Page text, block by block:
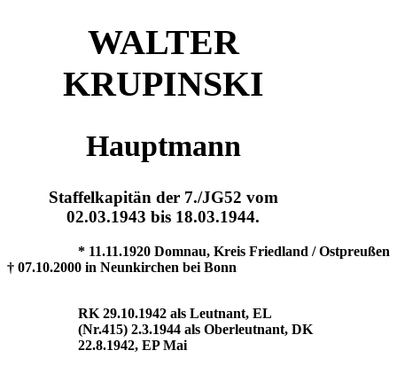
WALTER
KRUPINSKI
Hauptmann
Staffelkapitän der 7./JG52 vom
02.03.1943 bis 18.03.1944.
* 11.11.1920 Domnau, Kreis Friedland / Ostpreußen
† 07.10.2000 in Neunkirchen bei Bonn
RK 29.10.1942 als Leutnant, EL
(Nr.415) 2.3.1944 als Oberleutnant, DK
22.8.1942, EP Mai